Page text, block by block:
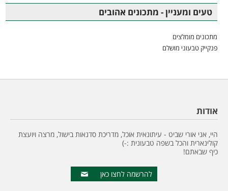
טעים ומעניין - מתכונים אהובים
מתכונים מומלצים
פנקייק טבעוני מושלם
אודות
היי, אני אורי שביט - עיתונאית אוכל, מדריכת סדנאות בישול, מרצה ויועצת
קולינארית והכל בשפה טבעונית :-)
כיף שבאתם!
להרשמה לחצו כאן